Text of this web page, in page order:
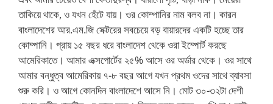
তাকিয়ে থাকে, ও যখন হেঁটে যায়। ওর কোম্পানির নাম বলব না। কারন
বাংলাদেশের আর.এম.জি সেক্টরের সবচেয়ে বড় বায়ারদের একটি হচ্ছে তার
কোম্পানি। প্রায় ১৫ বছর ধরে বাংলাদেশ থেকে ওরা ইম্পোর্ট করছে
আমেরিকাতে। আমার এক্সপোর্টের ২৫% আসে ওর অর্ডার থেকে। ওর সাথে
আমার বন্ধুত্ব আমেরিকায় ৭-৮ বছর আগে যখন প্রথম ওদের সাথে ব্যাবসা
শুরু করি। ও আগে কোনদিন বাংলাদেশে আসে নি। মোট ৩০-৩২টা দেশী